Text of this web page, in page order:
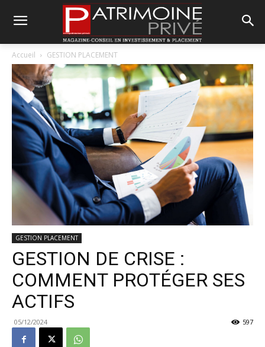
Accueil GESTION PLACEMENT
GESTION PLACEMENT
GESTION DE CRISE :
COMMENT PROTÉGER SES
ACTIFS
05/12/2024 597